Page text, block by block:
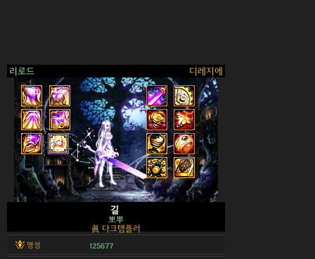
리로드 디레지에
>
길
뽀뿌
眞 다크템플러
명성 125677